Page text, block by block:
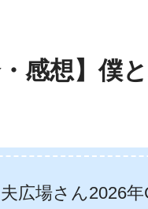
感想】僕
広場さん2026